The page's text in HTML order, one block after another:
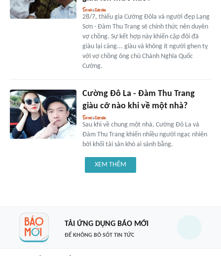
28/7, thiếu gia Cường Đôla và người đẹp Lạng
Sơn - Đàm Thu Trang sẽ chính thức nên duyên
vợ chồng. Sự kết hợp này khiến cặp đôi đã
giàu lại càng... giàu và không ít người ghen tỵ
với vợ chồng ông chủ Chánh Nghĩa Quốc
Cường.
Cường Đô La - Đàm Thu Trang
giàu cỡ nào khi về một nhà?
Sau khi về chung một nhà, Cường Đô La và
Đàm Thu Trang khiến nhiều người ngạc nhiên
bởi khối tài sản khó ai sánh bằng.
XEM THÊM
TẢI ỨNG DỤNG BÁO MỚI
ĐỂ KHÔNG BỎ SÓT TIN TỨC